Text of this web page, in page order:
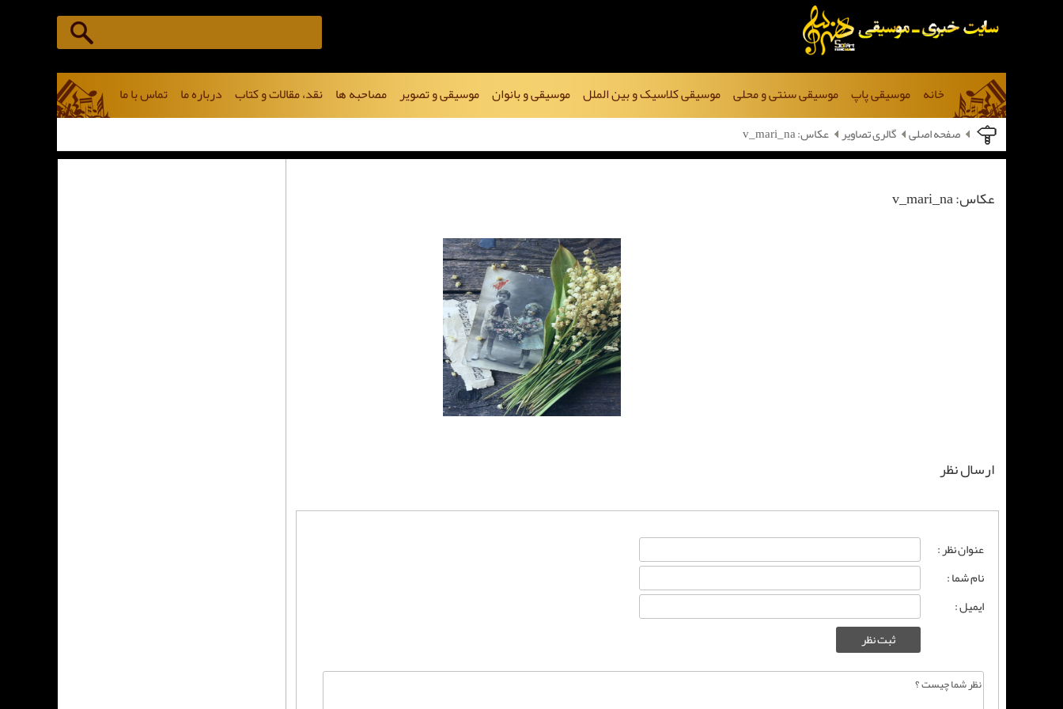
خانه موسیقی پاپ موسیقی سنتی و محلی موسیقی کلاسیک و بین الملل موسیقی و بانوان موسیقی و تصویر مصاحبه ها نقد، مقالات و کتاب درباره ما تماس با ما
صفحه اصلی گالری تصاویر عکاس: v_mari_na
عکاس: v_mari_na
ارسال نظر
عنوان نظر :
نام شما :
ایمیل :